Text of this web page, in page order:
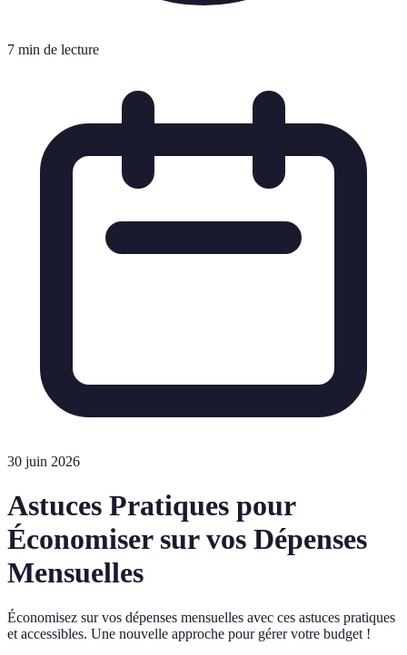
7 min de lecture
30 juin 2026
Astuces Pratiques pour
Économiser sur vos Dépenses
Mensuelles
Économisez sur vos dépenses mensuelles avec ces astuces pratiques
et accessibles. Une nouvelle approche pour gérer votre budget !